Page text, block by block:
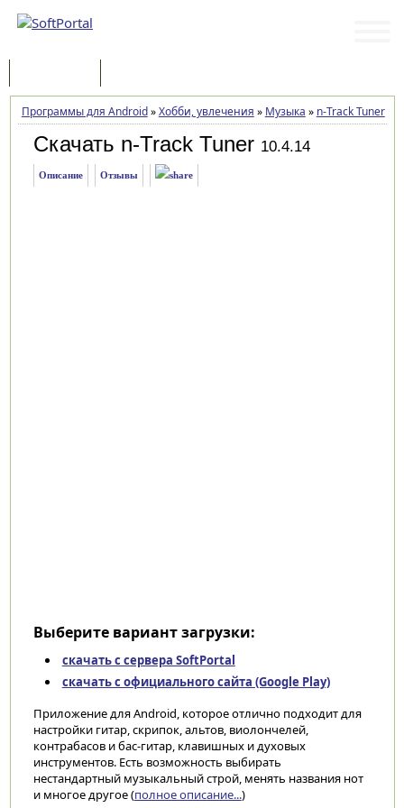
Программы для Android»Хобби, увлечения » Музыка » n-Track Tuner
Скачать n-Track Tuner 10.4.14
Описание Отзывы
Выберите вариант загрузки:
скачать с сервера SoftPortal
скачать с официального сайта (Google Play)
Приложение для Android, которое отлично подходит для
настройки гитар, скрипок, альтов, виолончелей,
контрабасов и бас-гитар, клавишных и духовых
инструментов. Есть возможность выбирать
нестандартный музыкальный строй, менять названия нот
и многое другое (полное описание...)